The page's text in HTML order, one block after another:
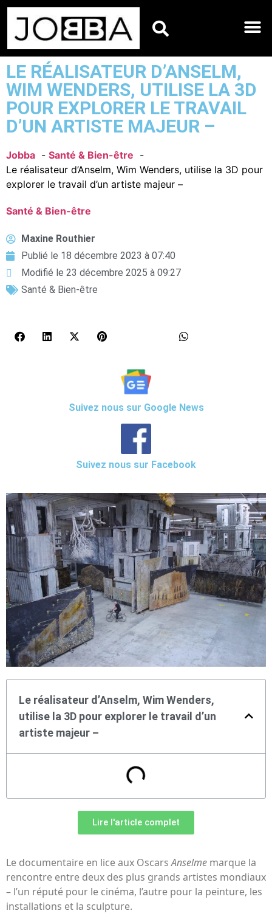
LE RÉALISATEUR D’ANSELM,
WIM WENDERS, UTILISE LA 3D
POUR EXPLORER LE TRAVAIL
D’UN ARTISTE MAJEUR –
Jobba
Santé & Bien-être
Le réalisateur d’Anselm, Wim Wenders, utilise la 3D pour
explorer le travail d’un artiste majeur –
Santé & Bien-être
Maxine Routhier
Publié le 18 décembre 2023 à 07:40
Modifié le 23 décembre 2025 à 09:27
Santé & Bien-être
Suivez nous sur Google News
Suivez nous sur Facebook
Le réalisateur d’Anselm, Wim Wenders,
utilise la 3D pour explorer le travail d’un
artiste majeur –
Lire l'article complet
Le documentaire en lice aux OscarsAnselme marque la
rencontre entre deux des plus grands artistes mondiaux
– l’un réputé pour le cinéma, l’autre pour la peinture, les
installations et la sculpture.